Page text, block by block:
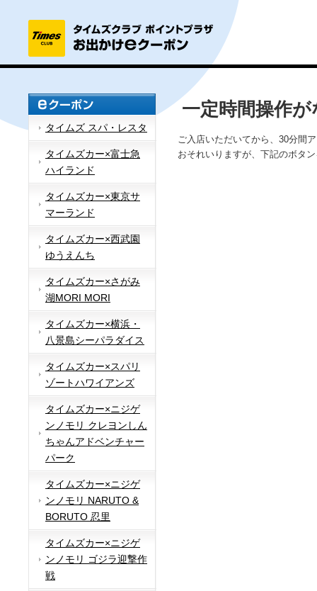
タイムズ スパ・レスタ
タイムズカー×富士急
ハイランド
タイムズカー×東京サ
マーランド
タイムズカー×西武園
ゆうえんち
タイムズカー×さがみ
湖MORI MORI
タイムズカー×横浜・
八景島シーパラダイス
タイムズカー×スパリ
ゾートハワイアンズ
タイムズカー×ニジゲ
ンノモリ クレヨンしん
ちゃんアドベンチャー
パーク
タイムズカー×ニジゲ
ンノモリ NARUTO &
BORUTO 忍里
タイムズカー×ニジゲ
ンノモリ ゴジラ迎撃作
戦
一定時間操作
ご入店いただいてから、30分間
おそれいりますが、下記のボタ